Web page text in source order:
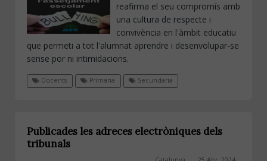
reafirma el seu compromís amb
una cultura de respecte i
convivència en l'àmbit educatiu
que permeti a tot l'alumnat aprendre i desenvolupar-se
sense por ni intimidacions.
Docents Primaria Secundaria
Publicades les adreces electròniques dels
tribunals